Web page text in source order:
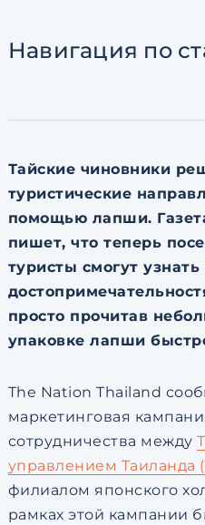
Навигация по
Тайские чиновники
туристические
помощью лапши.
пишет, что теперь
туристы смогут
просто прочитав
упаковке лапши
The Nation Thailand
маркетинговая
сотрудничества между
управлением Таиланда
филиалом японского
рамках этой кампании